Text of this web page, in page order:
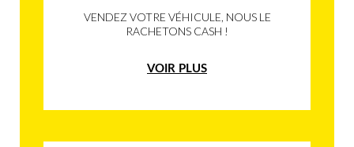
VENDEZ VOTRE VÉHICULE, NOUS LE
RACHETONS CASH !
VOIR PLUS